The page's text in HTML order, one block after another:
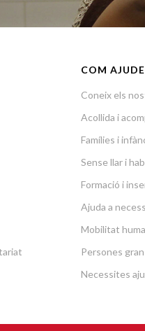
COM
Coneix els
Acollida i
Famílies i
Sense llar i
Formació i
Ajuda a
Mobilitat
Persones
Necessites